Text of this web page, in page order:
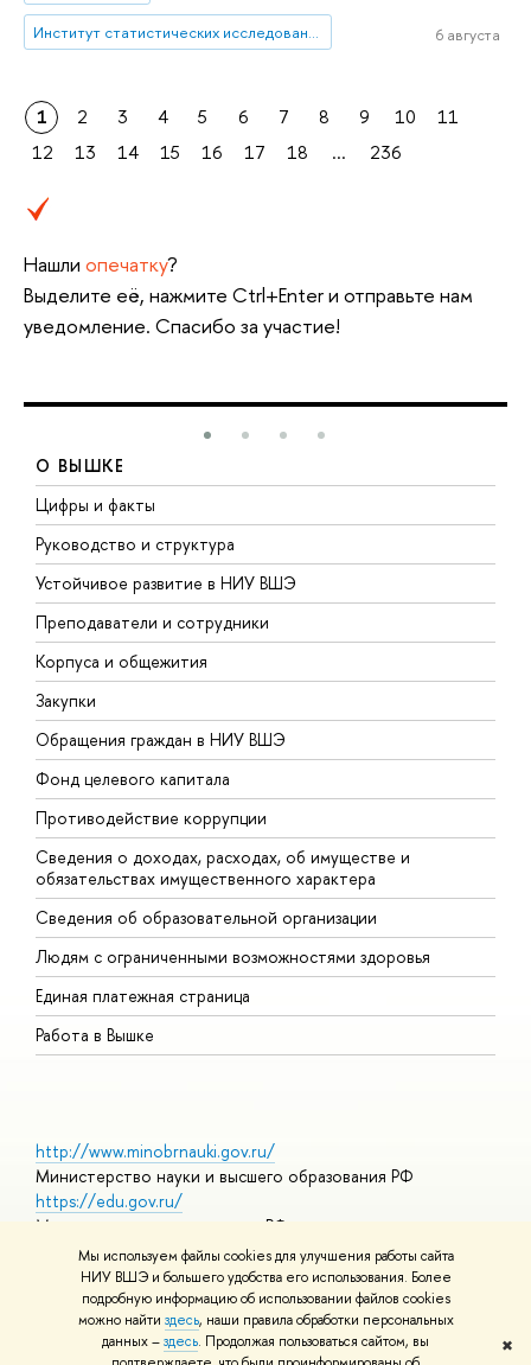
Мы используем файлы cookies для улучшения работы сайта
НИУ ВШЭ и большего удобства его использования. Более
подробную информацию об использовании файлов cookies
можно найти здесь, наши правила обработки персональных
данных –здесь. Продолжая пользоваться сайтом, вы
✖
Институт статистических исследований и экономики знаний 6 августа
1 2 3 4 5 6 7 8 9 10
11
12
13 14 15 16 17 18 ... 236
Нашли опечатку?
Выделите её, нажмите Ctrl+Enter и отправьте нам
уведомление. Спасибо за участие!
О ВЫШКЕ
Цифры и факты
Руководство и структура
Устойчивое развитие в НИУ ВШЭ
Преподаватели и сотрудники
Корпуса и общежития
Закупки
Обращения граждан в НИУ ВШЭ
Фонд целевого капитала
Противодействие коррупции
Сведения о доходах, расходах, об имуществе и
обязательствах имущественного характера
Сведения об образовательной организации
Людям с ограниченными возможностями здоровья
Единая платежная страница
Работа в Вышке
http://www.minobrnauki.gov.ru/
Министерство науки и высшего образования РФ
https://edu.gov.ru/
Министерство просвещения РФ
https://elearning.hse.ru/mooc
Массовые открытые онлайн-курсы
© НИУ ВШЭ 1993–2026 Адреса и контактыУсловия